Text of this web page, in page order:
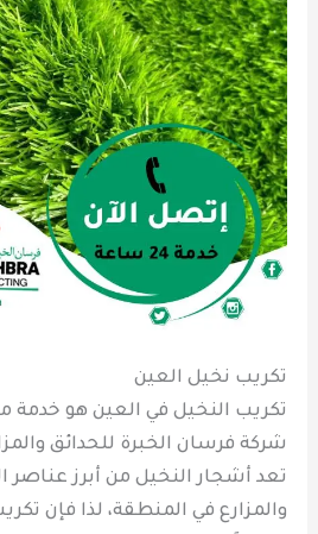
تكريب نخيل العين
تكريب النخيل في العين هو خدمة
شركة فرسان الخبرة للحدائق
تعد أشجار النخيل من أبرز عناصر
والمزارع في المنطقة، لذا فإن